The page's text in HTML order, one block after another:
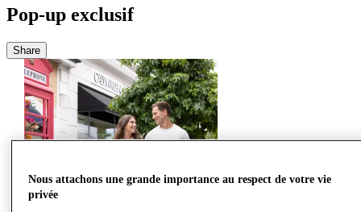
Pop-up exclusif
Share
Nous attachons une grande importance au respect de votre vie
privée